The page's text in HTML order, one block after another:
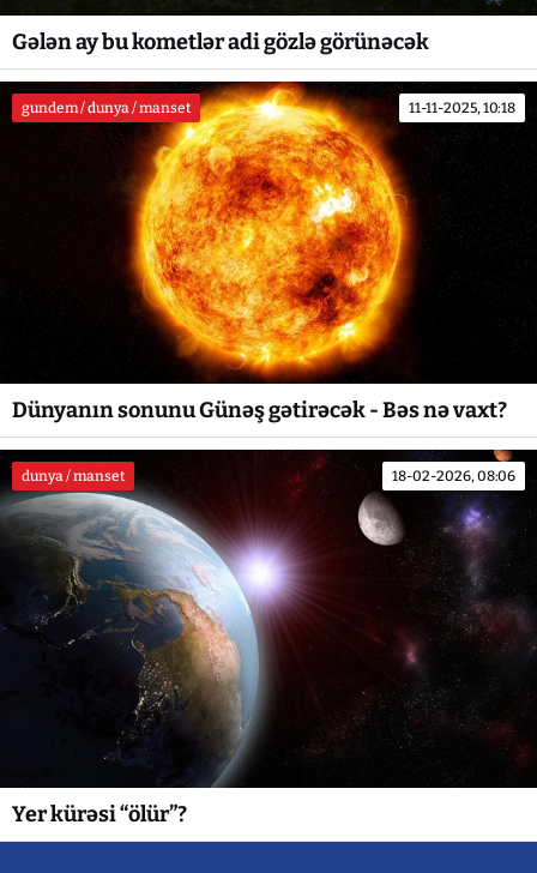
Gələn ay bu kometlər adi gözlə görünəcək
gundem / dunya / manset 11-11-2025, 10:18
Dünyanın sonunu Günəş gətirəcək - Bəs nə vaxt?
dunya / manset 18-02-2026, 08:06
Yer kürəsi “ölür”?